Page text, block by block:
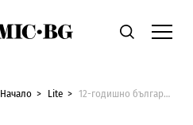
Economic.bgТърсене
Начало Lite 12-годишно българче е световен шампион по математика